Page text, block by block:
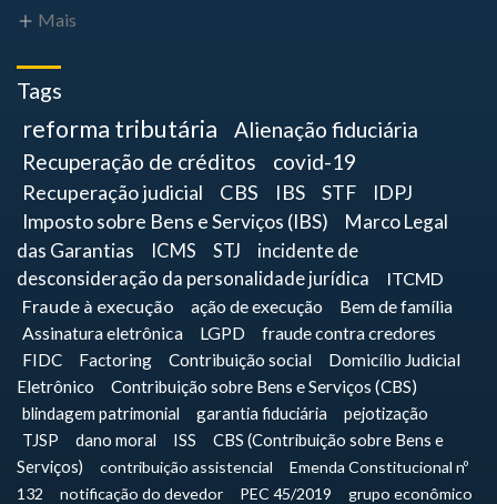
Mais
Tags
reforma tributária
Alienação fiduciária
Recuperação de créditos
covid-19
Recuperação judicial CBS IBS STF
IDPJ
Imposto sobre Bens e Serviços (IBS)
Marco Legal
das Garantias
ICMS STJ
incidente de
desconsideração da personalidade jurídica
ITCMD
Fraude à execução
ação de execução
Bem de família
Assinatura eletrônica
LGPD fraude contra credores
FIDC Factoring Contribuição social
Domicílio Judicial
Eletrônico
Contribuição sobre Bens e Serviços (CBS)
blindagem patrimonial
garantia fiduciária
pejotização
TJSP
dano moral ISS
CBS (Contribuição sobre Bens e
Serviços)
contribuição assistencial
Emenda Constitucional nº
132
notificação do devedor PEC 45/2019
grupo econômico